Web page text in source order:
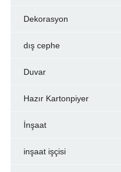
Dekorasyon
dış cephe
Duvar
Hazır Kartonpiyer
İnşaat
inşaat işçisi